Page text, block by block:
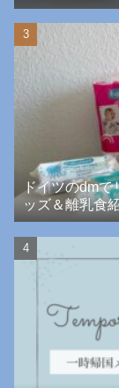
ドイツのdm
ッズ＆離乳食